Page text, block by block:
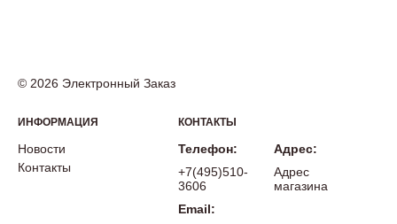
© 2026 Электронный Заказ
ИНФОРМАЦИЯ
Новости
Контакты
КОНТАКТЫ
Телефон:
+7(495)510-
3606
Email:
Адрес:
Адрес
магазина